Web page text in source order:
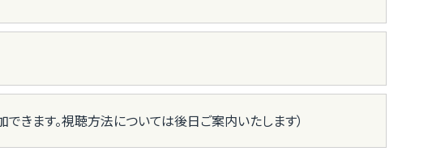
ます。視聴方法については後日ご案内いたします）